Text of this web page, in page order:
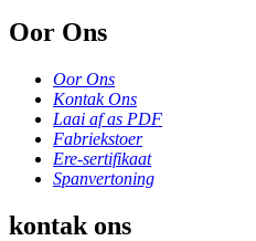
Oor Ons
Oor Ons
Kontak Ons
Laai af as PDF
Fabriekstoer
Ere-sertifikaat
Spanvertoning
kontak ons